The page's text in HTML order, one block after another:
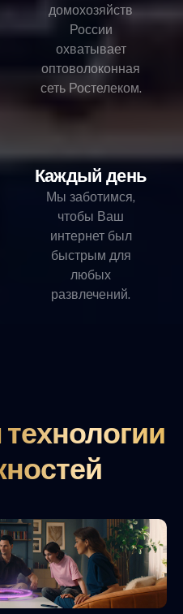
домохозяйств
России
охватывает
оптоволоконная
сеть Ростелеком.
Каждый день
Мы заботимся,
чтобы Ваш
интернет был
быстрым для
любых
развлечений.